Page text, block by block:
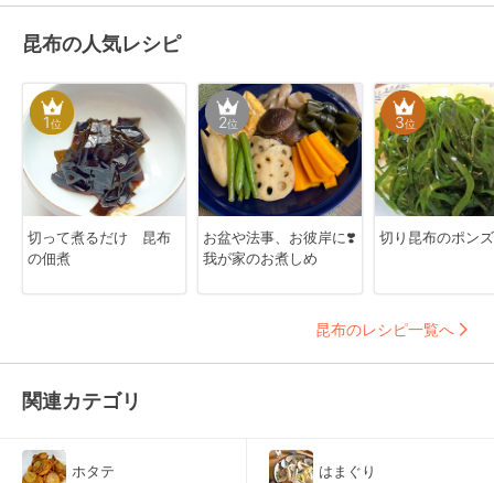
昆布の人気レシピ
1位
切って煮るだけ 昆布
の佃煮
2位
お盆や法事、お彼岸に❣️
我が家のお煮しめ
3位
切り昆布のポン
昆布のレシピ一覧へ
関連カテゴリ
ホタテ はまぐり